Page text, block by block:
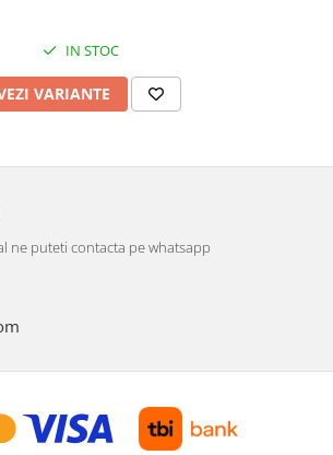
IN STOC
VARIANTE
ne puteti contacta pe whatsapp